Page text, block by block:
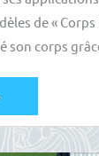
de « Corps
son corps